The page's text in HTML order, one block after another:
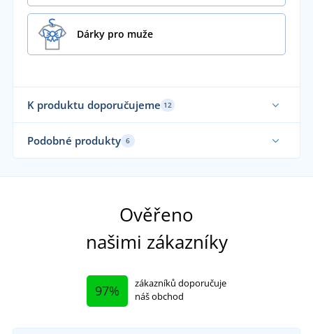
Dárky pro muže
K produktu doporučujeme 12
Podobné produkty 6
Ověřeno
našimi zákazníky
97%
zákazníků doporučuje
náš obchod